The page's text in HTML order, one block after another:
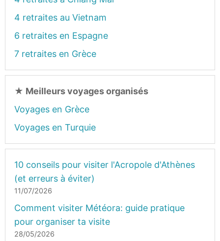
4 retraites au Vietnam
6 retraites en Espagne
7 retraites en Grèce
★ Meilleurs voyages organisés
Voyages en Grèce
Voyages en Turquie
10 conseils pour visiter l'Acropole d'Athènes
(et erreurs à éviter)
11/07/2026
Comment visiter Météora: guide pratique
pour organiser ta visite
28/05/2026